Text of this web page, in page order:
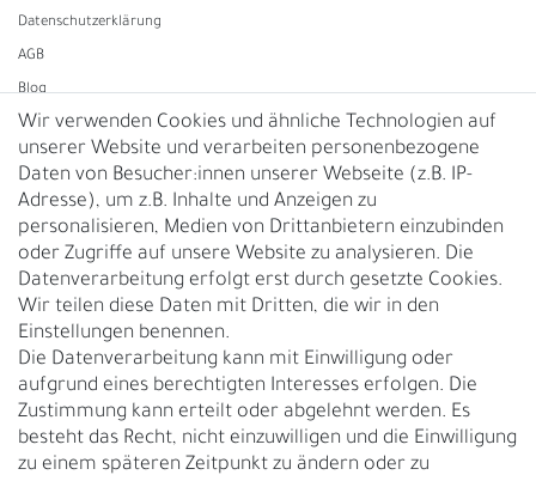
Daten­schutz­erklärung
AGB
Blog
Vertrag widerrufen
UNTERNEHMEN
Nachhaltigkeit
Kontakt
Über uns
Rückgabe
Gürtelgröße messen
Garantie
GESCHÄFTSKUNDEN & HÄNDLER
Wir verwenden Cookies und ähnliche Technologien auf
unserer Website und verarbeiten personenbezogene
Daten von Besucher:innen unserer Webseite (z.B. IP-
Adresse), um z.B. Inhalte und Anzeigen zu
personalisieren, Medien von Drittanbietern einzubinden
oder Zugriffe auf unsere Website zu analysieren. Die
Datenverarbeitung erfolgt erst durch gesetzte Cookies.
Wir teilen diese Daten mit Dritten, die wir in den
Einstellungen benennen.
Die Datenverarbeitung kann mit Einwilligung oder
aufgrund eines berechtigten Interesses erfolgen. Die
Zustimmung kann erteilt oder abgelehnt werden. Es
besteht das Recht, nicht einzuwilligen und die Einwilligung
zu einem späteren Zeitpunkt zu ändern oder zu